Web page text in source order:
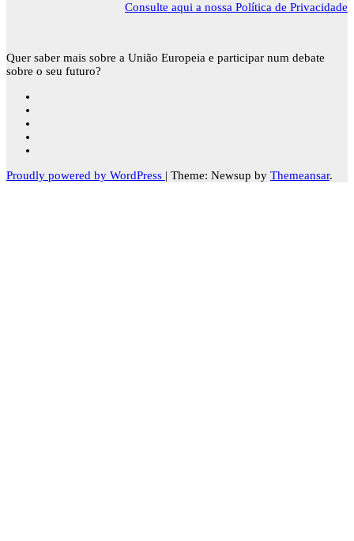
Consulte aqui a nossa Política de Privacidade
Quer saber mais sobre a União Europeia e participar num debate
sobre o seu futuro?
Proudly powered by WordPress | Theme: Newsup by Themeansar.